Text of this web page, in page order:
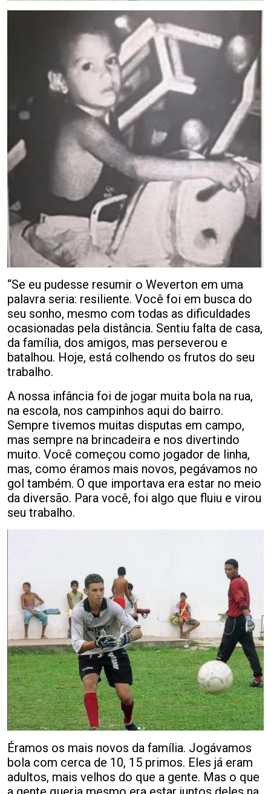
“Se eu pudesse resumir o Weverton em uma
palavra seria: resiliente. Você foi em busca do
seu sonho, mesmo com todas as dificuldades
ocasionadas pela distância. Sentiu falta de casa,
da família, dos amigos, mas perseverou e
batalhou. Hoje, está colhendo os frutos do seu
trabalho.
A nossa infância foi de jogar muita bola na rua,
na escola, nos campinhos aqui do bairro.
Sempre tivemos muitas disputas em campo,
mas sempre na brincadeira e nos divertindo
muito. Você começou como jogador de linha,
mas, como éramos mais novos, pegávamos no
gol também. O que importava era estar no meio
da diversão. Para você, foi algo que fluiu e virou
seu trabalho.
Éramos os mais novos da família. Jogávamos
bola com cerca de 10, 15 primos. Eles já eram
adultos, mais velhos do que a gente. Mas o que